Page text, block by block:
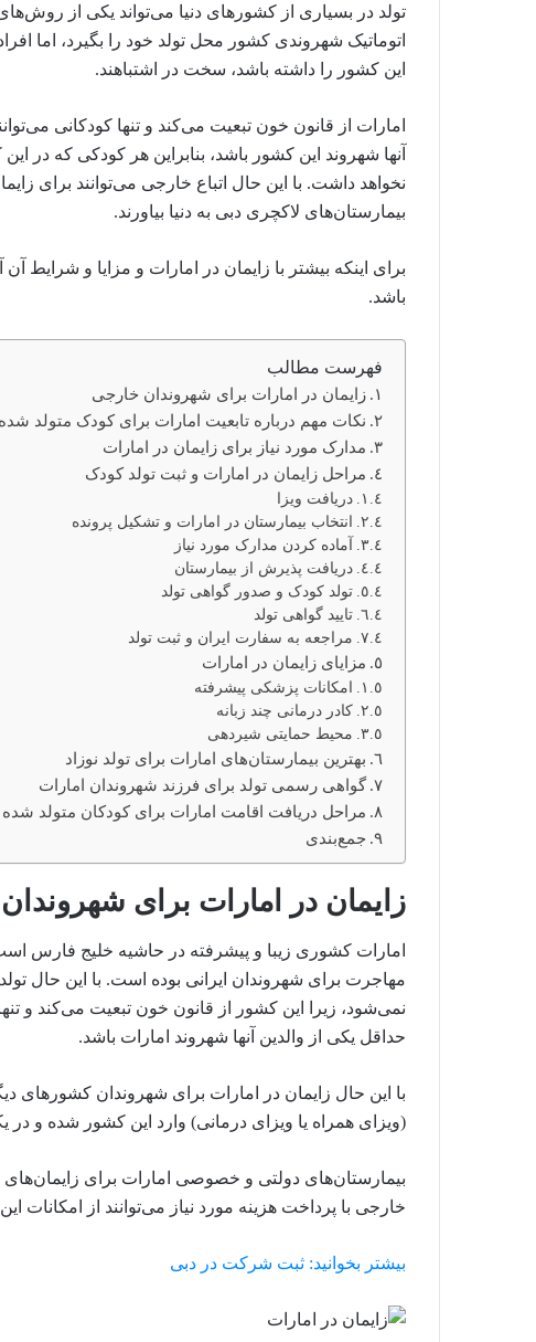
تولد در بسیاری از کشورهای دنیا می‌تواند یکی از
اتوماتیک شهروندی کشور محل تولد خود را بگیرد، اما
این کشور را داشته باشد، سخت در اشتباهند.
امارات از قانون خون تبعیت می‌کند و تنها کودکانی
آنها شهروند این کشور باشد، بنابراین هر کودکی که در
نخواهد داشت. با این حال اتباع خارجی می‌توانند برای
بیمارستان‌های لاکچری دبی به دنیا بیاورند.
برای اینکه بیشتر با زایمان در امارات و مزایا و شرایط
باشد.
فهرست مطالب
زایمان در امارات برای شهروندان خارجی
نکات مهم درباره تابعیت امارات برای کودک متولد شده
مدارک مورد نیاز برای زایمان در امارات
مراحل زایمان در امارات و ثبت تولد کودک
دریافت ویزا
انتخاب بیمارستان در امارات و تشکیل پرونده
آماده کردن مدارک مورد نیاز
دریافت پذیرش از بیمارستان
تولد کودک و صدور گواهی تولد
تایید گواهی تولد
مراجعه به سفارت ایران و ثبت تولد
مزایای زایمان در امارات
امکانات پزشکی پیشرفته
کادر درمانی چند زبانه
محیط حمایتی شیردهی
بهترین بیمارستان‌های امارات برای تولد نوزاد
گواهی رسمی تولد برای فرزند شهروندان امارات
مراحل دریافت اقامت امارات برای کودکان متولد شده
جمع‌بندی
زایمان در امارات برای
امارات کشوری زیبا و پیشرفته در حاشیه خلیج فارس
مهاجرت برای شهروندان ایرانی بوده است. با این حال
نمی‌شود، زیرا این کشور از قانون خون تبعیت می‌کند و
حداقل یکی از والدین آنها شهروند امارات باشد.
با این حال زایمان در امارات برای شهروندان کشورهای
(ویزای همراه یا ویزای درمانی) وارد این کشور شده و در
بیمارستان‌های دولتی و خصوصی امارات برای
خارجی با پرداخت هزینه مورد نیاز می‌توانند از امکانات
بیشتر بخوانید: ثبت شرکت در دبی